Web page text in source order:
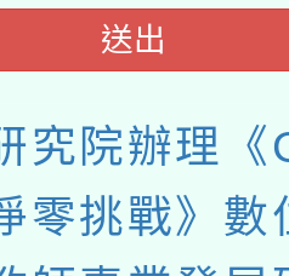
送出
究院辦理
零挑戰》數